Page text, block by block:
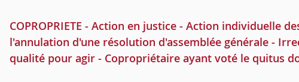
COPROPRIETE - Action en justice - Action individuelle
l'annulation d'une résolution d'assemblée générale -
qualité pour agir - Copropriétaire ayant voté le quitus